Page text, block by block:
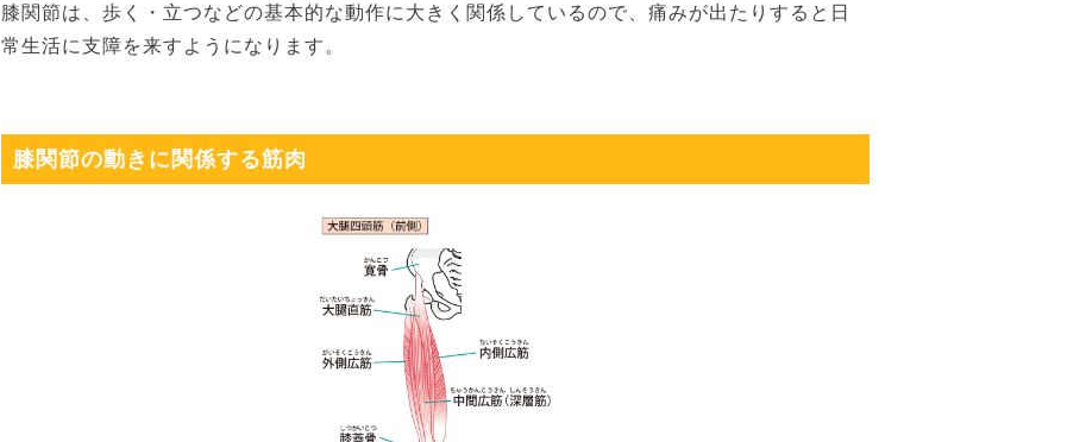
膝関節は、歩く・立つなどの基本的な動作に大きく関係しているので、痛みが出たりすると日
常生活に支障を来すようになります。
膝関節の動きに関係する筋肉